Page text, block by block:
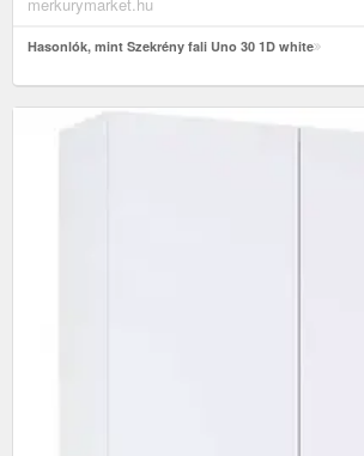
Hasonlók, mint Szekrény fali Uno 30 1D white